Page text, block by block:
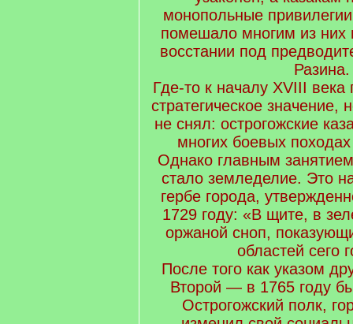
монопольные
помешало многим из них
восстании под
Разина.
Где-то к началу XVIII века
стратегическое значение,
не снял: острогожские
многих боевых
Однако главным
стало земледелие. Это
гербе города,
1729 году: «В щите, в
оржаной сноп,
областей сего
После того как указом
Второй — в 1765 году
Острогожский полк,